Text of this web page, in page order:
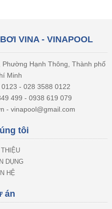
VINA - VINAPOOL
Hạnh Thông, Thành phố
Minh
- 028 3588 0122
499 - 0938 619 079
- vinapool@gmail.com
tôi
DỤNG
HỆ
án